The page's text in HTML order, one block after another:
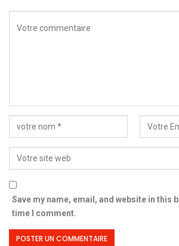
Save my name, email, and website in this
time I comment.